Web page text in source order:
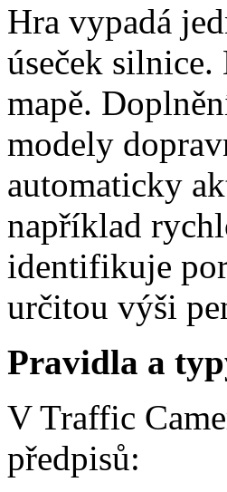
Hra vypadá
úseček
mapě.
modely
automaticky
například
identifikuje
určitou výši
Pravidla a
V Traffic
předpisů: